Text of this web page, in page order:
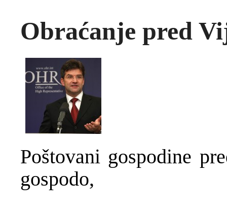
Obraćanje pred
Poštovani gospodine
gospodo,